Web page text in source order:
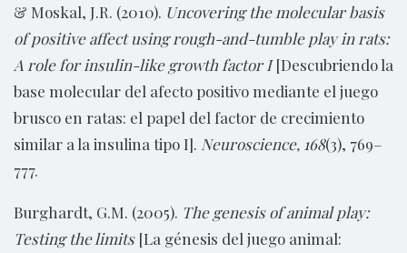
& Moskal, J.R. (2010). Uncovering the molecular basis
of positive affect using rough-and-tumble play in rats:
A role for insulin-like growth factor I[Descubriendo la
base molecular del afecto positivo mediante el juego
brusco en ratas: el papel del factor de crecimiento
similar a la insulina tipo I]. Neuroscience, 168(3), 769–
777.
Burghardt, G.M. (2005). The genesis of animal play:
Testing the limits[La génesis del juego animal: